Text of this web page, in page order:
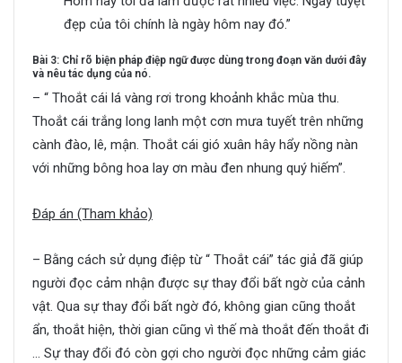
đẹp của tôi chính là ngày hôm nay đó.”
Bài 3: Chỉ rõ biện pháp điệp ngữ được dùng trong đoạn văn dưới đây
và nêu tác dụng của nó.
– “ Thoắt cái lá vàng rơi trong khoảnh khắc mùa thu.
Thoắt cái trắng long lanh một cơn mưa tuyết trên những
cành đào, lê, mận. Thoắt cái gió xuân hây hẩy nồng nàn
với những bông hoa lay ơn màu đen nhung quý hiếm”.
Đáp án (Tham khảo)
– Bằng cách sử dụng điệp từ “ Thoắt cái” tác giả đã giúp
người đọc cảm nhận được sự thay đổi bất ngờ của cảnh
vật. Qua sự thay đổi bất ngờ đó, không gian cũng thoắt
ẩn, thoắt hiện, thời gian cũng vì thế mà thoắt đến thoắt đi
… Sự thay đổi đó còn gợi cho người đọc những cảm giác